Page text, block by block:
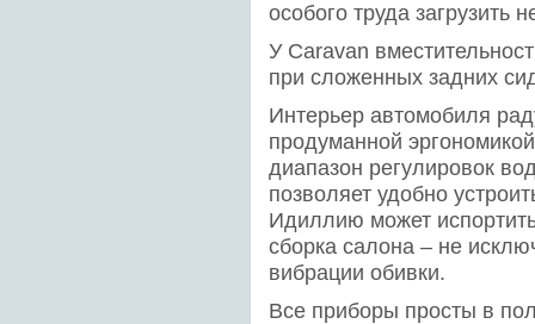
особого труда загрузить
У Caravan
при сложенных задних
Интерьер автомобиля
продуманной
диапазон регулировок
позволяет удобно
Идиллию может
сборка салона – не
вибрации обивки.
Все приборы просты в